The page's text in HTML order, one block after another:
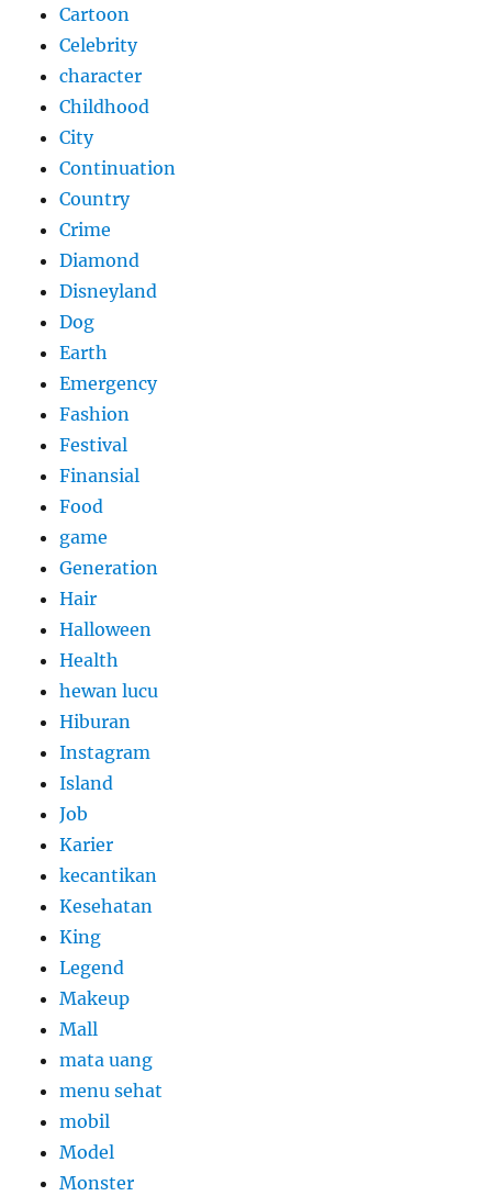
Cartoon
Celebrity
character
Childhood
City
Continuation
Country
Crime
Diamond
Disneyland
Dog
Earth
Emergency
Fashion
Festival
Finansial
Food
game
Generation
Hair
Halloween
Health
hewan lucu
Hiburan
Instagram
Island
Job
Karier
kecantikan
Kesehatan
King
Legend
Makeup
Mall
mata uang
menu sehat
mobil
Model
Monster